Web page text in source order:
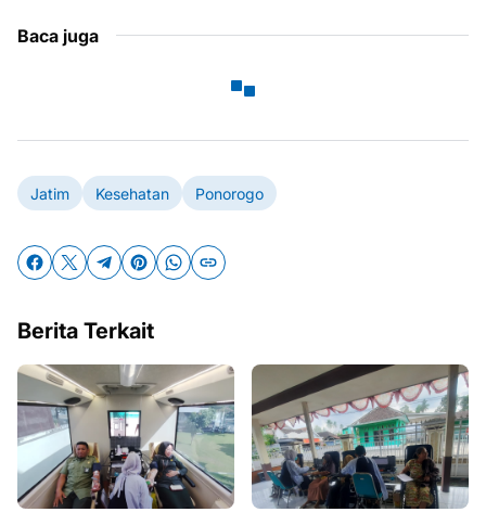
Baca juga
Jatim Kesehatan Ponorogo
Berita Terkait